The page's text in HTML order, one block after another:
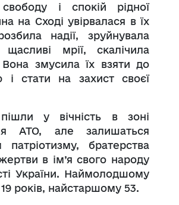
і спокій рідної
на Сході увірвалася в їх
надії, зруйнувала
мрії, скалічила
змусила їх взяти до
і стати на захист своєї
у вічність в зоні
АТО, але залишаться
патріотизму, братерства
в ім’я свого народу
України. Наймолодшому
років, найстаршому 53.